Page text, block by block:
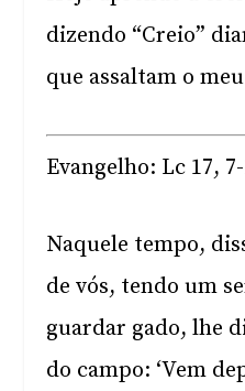
dizendo “Creio”
que assaltam o
Evangelho: Lc 17,
Naquele tempo,
de vós, tendo um
guardar gado, lhe
do campo: ‘Vem